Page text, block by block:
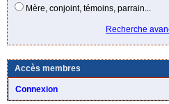
Mère, conjoint, témoins, parrain...
Recherche
Accès membres
Connexion